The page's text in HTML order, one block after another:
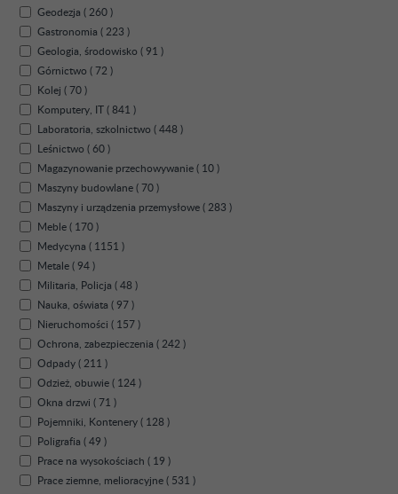
Geodezja ( 260 )
Gastronomia ( 223 )
Geologia, środowisko ( 91 )
Górnictwo ( 72 )
Kolej ( 70 )
Komputery, IT ( 841 )
Laboratoria, szkolnictwo ( 448 )
Leśnictwo ( 60 )
Magazynowanie przechowywanie ( 10 )
Maszyny budowlane ( 70 )
Maszyny i urządzenia przemysłowe ( 283 )
Meble ( 170 )
Medycyna ( 1151 )
Metale ( 94 )
Militaria, Policja ( 48 )
Nauka, oświata ( 97 )
Nieruchomości ( 157 )
Ochrona, zabezpieczenia ( 242 )
Odpady ( 211 )
Odzież, obuwie ( 124 )
Okna drzwi ( 71 )
Pojemniki, Kontenery ( 128 )
Poligrafia ( 49 )
Prace na wysokościach ( 19 )
Prace ziemne, melioracyjne ( 531 )